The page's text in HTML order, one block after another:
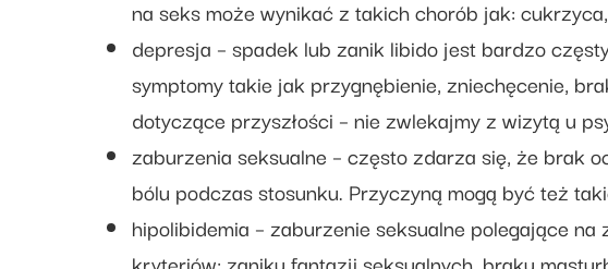
na seks może wynikać z takich chorób jak:
depresja – spadek lub zanik libido jest bardzo
symptomy takie jak przygnębienie, zniechęcenie,
dotyczące przyszłości – nie zwlekajmy z wizytą u
zaburzenia seksualne – często zdarza się, że brak
bólu podczas stosunku. Przyczyną mogą być też
hipolibidemia – zaburzenie seksualne polegające